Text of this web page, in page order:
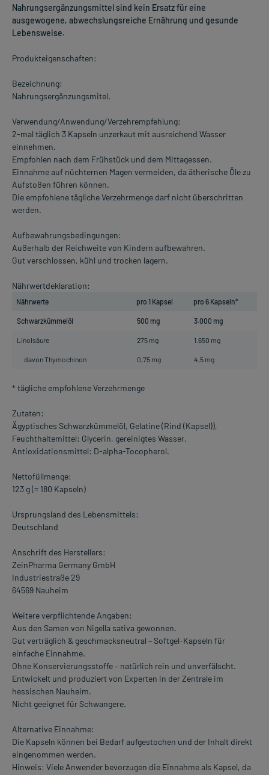
Nahrungsergänzungsmittel sind kein Ersatz für eine
ausgewogene, abwechslungsreiche Ernährung und gesunde
Lebensweise.
Produkteigenschaften:
Bezeichnung:
Nahrungsergänzungsmitel.
Verwendung/Anwendung/Verzehrempfehlung:
2-mal täglich 3 Kapseln unzerkaut mit ausreichend Wasser
einnehmen.
Empfohlen nach dem Frühstück und dem Mittagessen.
Einnahme auf nüchternen Magen vermeiden, da ätherische Öle zu
Aufstoßen führen können.
Die empfohlene tägliche Verzehrmenge darf nicht überschritten
werden.
Aufbewahrungsbedingungen:
Außerhalb der Reichweite von Kindern aufbewahren.
Gut verschlossen, kühl und trocken lagern.
Nährwertdeklaration:
Nährwerte pro 1 Kapsel pro 6 Kapseln*
Schwarzkümmelöl 500 mg 3.000 mg
Linolsäure 275 mg 1.650 mg
davon Thymochinon 0,75 mg 4,5 mg
* tägliche empfohlene Verzehrmenge
Zutaten:
Ägyptisches Schwarzkümmelöl, Gelatine (Rind (Kapsel)),
Feuchthaltemittel: Glycerin, gereinigtes Wasser,
Antioxidationsmittel: D-alpha-Tocopherol.
Nettofüllmenge:
123 g (= 180 Kapseln)
Ursprungsland des Lebensmittels:
Deutschland
Anschrift des Herstellers:
ZeinPharma Germany GmbH
Industriestraße 29
64569 Nauheim
Weitere verpflichtende Angaben:
Aus den Samen von Nigella sativa gewonnen.
Gut verträglich & geschmacksneutral – Softgel-Kapseln für
einfache Einnahme.
Ohne Konservierungsstoffe – natürlich rein und unverfälscht.
Entwickelt und produziert von Experten in der Zentrale im
hessischen Nauheim.
Nicht geeignet für Schwangere.
Alternative Einnahme:
Die Kapseln können bei Bedarf aufgestochen und der Inhalt direkt
eingenommen werden.
Hinweis: Viele Anwender bevorzugen die Einnahme als Kapsel, da